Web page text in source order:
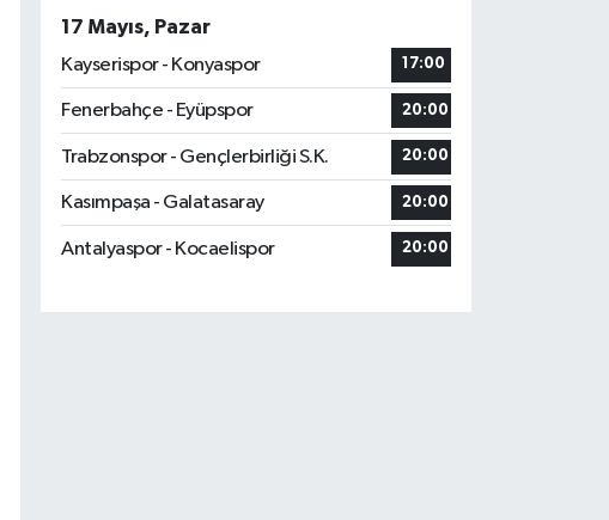
17 Mayıs, Pazar
Kayserispor - Konyaspor
17:00
Fenerbahçe - Eyüpspor 20:00
Trabzonspor - Gençlerbirliği S.K. 20:00
Kasımpaşa - Galatasaray 20:00
Antalyaspor - Kocaelispor 20:00